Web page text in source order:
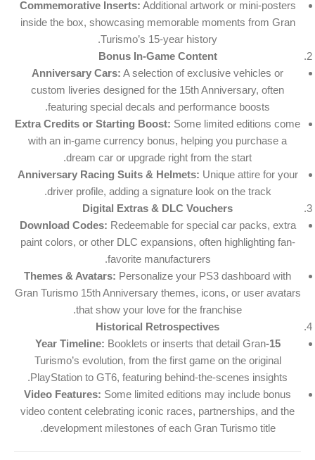
Commemorative Inserts: Additional artwork or mini-posters
inside the box, showcasing memorable moments from Gran
Turismo’s 15-year history.
Bonus In-Game Content
Anniversary Cars: A selection of exclusive vehicles or
custom liveries designed for the 15th Anniversary, often
featuring special decals and performance boosts.
Extra Credits or Starting Boost: Some limited editions come
with an in-game currency bonus, helping you purchase a
dream car or upgrade right from the start.
Anniversary Racing Suits & Helmets: Unique attire for your
driver profile, adding a signature look on the track.
Digital Extras & DLC Vouchers
Download Codes: Redeemable for special car packs, extra
paint colors, or other DLC expansions, often highlighting fan-
favorite manufacturers.
Themes & Avatars: Personalize your PS3 dashboard with
Gran Turismo 15th Anniversary themes, icons, or user avatars
that show your love for the franchise.
Historical Retrospectives
15-Year Timeline:
Booklets or inserts that detail Gran
Turismo’s evolution, from the first game on the original
PlayStation to GT6, featuring behind-the-scenes insights.
Video Features: Some limited editions may include bonus
video content celebrating iconic races, partnerships, and the
development milestones of each Gran Turismo title.